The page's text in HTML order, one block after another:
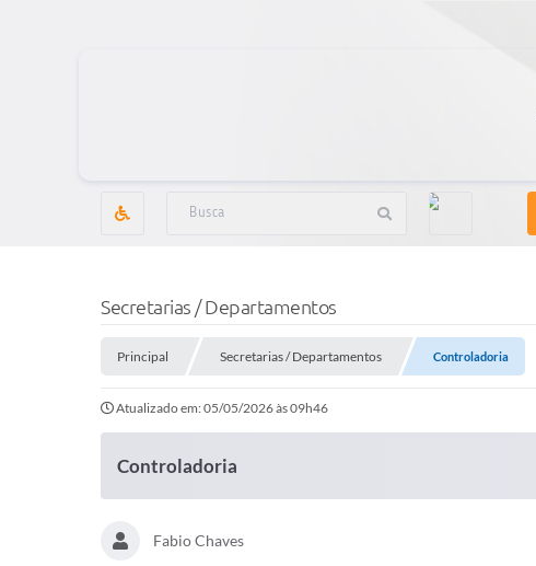
Secretarias / Departamentos
Principal Secretarias / Departamentos Controladoria
Atualizado em: 05/05/2026 às 09h46
Controladoria
Fabio Chaves